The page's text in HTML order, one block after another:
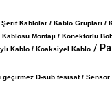
Kablolar / Kablo Grupları
Kablosu Montajı / Konektörlü
Kablo / Koaksiyel Kablo /
D-sub tesisat /